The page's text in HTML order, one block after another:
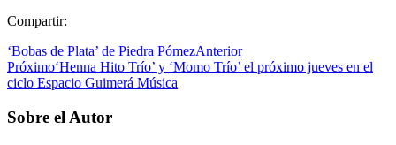
Compartir:
‘Bobas de Plata’ de Piedra PómezAnterior
Próximo‘Henna Hito Trío’ y ‘Momo Trío’ el próximo jueves en el
ciclo Espacio Guimerá Música
Sobre el Autor